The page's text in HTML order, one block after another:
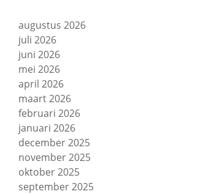
augustus 2026
juli 2026
juni 2026
mei 2026
april 2026
maart 2026
februari 2026
januari 2026
december 2025
november 2025
oktober 2025
september 2025